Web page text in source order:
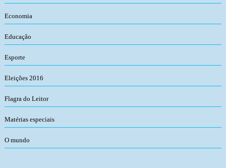
Economia
Educação
Esporte
Eleições 2016
Flagra do Leitor
Matérias especiais
O mundo